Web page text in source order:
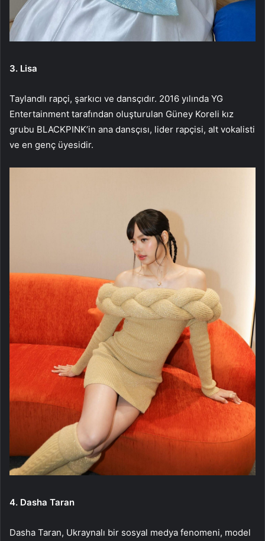
3. Lisa
Taylandlı rapçi, şarkıcı ve dansçıdır. 2016 yılında YG
Entertainment tarafından oluşturulan Güney Koreli kız
grubu BLACKPINK’in ana dansçısı, lider rapçisi, alt vokalisti
ve en genç üyesidir.
4. Dasha Taran
Dasha Taran, Ukraynalı bir sosyal medya fenomeni, model